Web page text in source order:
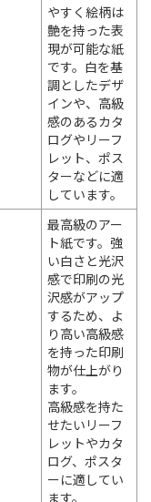
やすく絵柄は
艶を持った表
現が可能な紙
です。白を基
調としたデザ
インや、高級
感のあるカタ
ログやリーフ
レット、ポス
ターなどに適
しています。
最高級のアー
ト紙です。強
い白さと光沢
感で印刷の光
沢感がアップ
するため、よ
り高い高級感
を持った印刷
物が仕上がり
ます。
高級感を持た
せたいリーフ
レットやカタ
ログ、ポスタ
ーに適してい
ます。